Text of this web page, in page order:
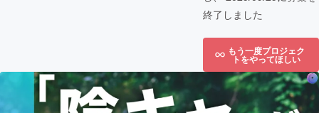
終了しました
もう一度プロジェク
トをやってほしい